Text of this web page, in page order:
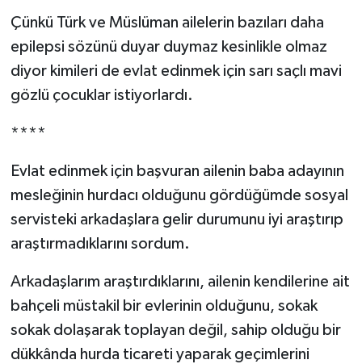
Çünkü Türk ve Müslüman ailelerin bazıları daha
epilepsi sözünü duyar duymaz kesinlikle olmaz
diyor kimileri de evlat edinmek için sarı saçlı mavi
gözlü çocuklar istiyorlardı.
****
Evlat edinmek için başvuran ailenin baba adayının
mesleğinin hurdacı olduğunu gördüğümde sosyal
servisteki arkadaşlara gelir durumunu iyi araştırıp
araştırmadıklarını sordum.
Arkadaşlarım araştırdıklarını, ailenin kendilerine ait
bahçeli müstakil bir evlerinin olduğunu, sokak
sokak dolaşarak toplayan değil, sahip olduğu bir
dükkânda hurda ticareti yaparak geçimlerini